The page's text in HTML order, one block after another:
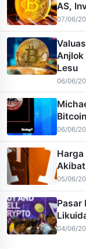
AS,
07/06/
Anjlok
Lesu
06/06/
06/06/
05/06/
Pasar
04/06/